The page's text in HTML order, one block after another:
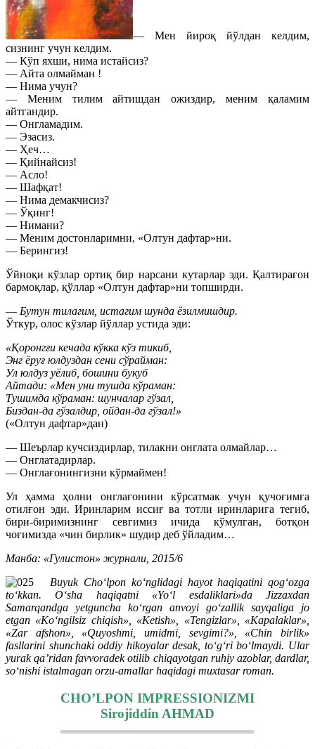
— Мен йироқ йўлдан келдим,
сизнинг учун келдим.
— Кўп яхши, нима истайсиз?
— Айта олмайман !
— Нима учун?
— Меним тилим айтишдан ожиздир, меним қаламим
айтгандир.
— Онгламадим.
— Эзасиз.
— Ҳеч…
— Қийнайсиз!
— Асло!
— Шафқат!
— Нима демакчисиз?
— Ўқинг!
— Нимани?
— Меним достонларимни, «Олтун дафтар»ни.
— Берингиз!
Ўйноқи кўзлар ортиқ бир нарсани кутарлар эди. Қалтирағон
бармоқлар, қўллар «Олтун дафтар»ни топширди.
— Бутун тилагим, истагим шунда ёзилмишдир.
Ўткур, олос кўзлар йўллар устида эди:
«Қоронгғи кечада кўкка кўз тикиб,
Энг ёруғ юлдуздан сени сўрайман:
Ул юлдуз уёлиб, бошини букуб
Айтади: «Мен уни тушда кўраман:
Тушимда кўраман: шунчалар гўзал,
Биздан-да гўзалдир, ойдан-да гўзал!»
(«Олтун дафтар»дан)
— Шеърлар кучсиздирлар, тилакни онглата олмайлар…
— Онглатадирлар.
— Онглағонингизни кўрмаймен!
Ул ҳамма ҳолни онглағонини кўрсатмак учун қучоғимға
отилғон эди. Иринларим иссиғ ва тотли иринларига тегиб,
бири-биримизнинг севгимиз ичида кўмулган, ботқон
чоғимизда «чин бирлик» шудир деб ўйладим…
Манба: «Гулистон» журнали, 2015/6
Buyuk Cho‘lpon ko‘nglidagi hayot haqiqatini qog‘ozga
to‘kkan. O‘sha haqiqatni «Yo‘l esdaliklari»da Jizzaxdan
Samarqandga yetguncha ko‘rgan anvoyi go‘zallik sayqaliga jo
etgan «Ko‘ngilsiz chiqish», «Ketish», «Tengizlar», «Kapalaklar»,
«Zar afshon», «Quyoshmi, umidmi, sevgimi?», «Chin birlik»
fasllarini shunchaki oddiy hikoyalar desak, to‘g‘ri bo‘lmaydi. Ular
yurak qa’ridan favvoradek otilib chiqayotgan ruhiy azoblar, dardlar,
so‘nishi istalmagan orzu-amallar haqidagi muxtasar roman.
CHO’LPON IMPRESSIONIZMI
Sirojiddin AHMAD